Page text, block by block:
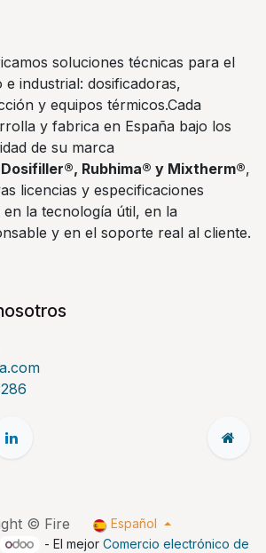
soluciones técnicas para el
industrial: dosificadoras,
y equipos térmicos.Cada
y fabrica en España bajo los
de su marca
Dosifiller®, Rubhima® y Mixtherm®,
licencias y especificaciones
en la tecnología útil, en la
y en el soporte real al cliente.
© Fire
Español
- El mejorComercio electrónico de